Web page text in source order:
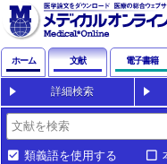
ホーム 文献 電子書籍
詳細検索
類義語を使用する